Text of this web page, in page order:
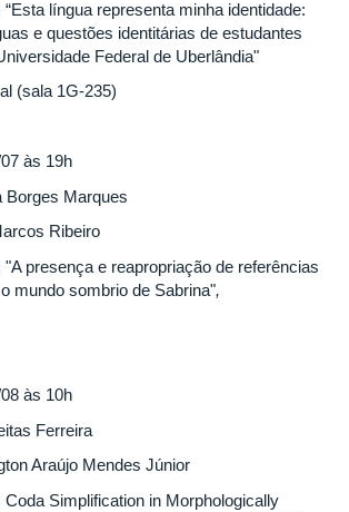
língua representa minha identidade:
e questões identitárias de estudantes
Federal de Uberlândia"
(sala 1G-235)
às 19h
Borges Marques
Ribeiro
"A presença e reapropriação de referências
mundo sombrio de Sabrina",
às 10h
Ferreira
Araújo Mendes Júnior
Coda Simplification in Morphologically